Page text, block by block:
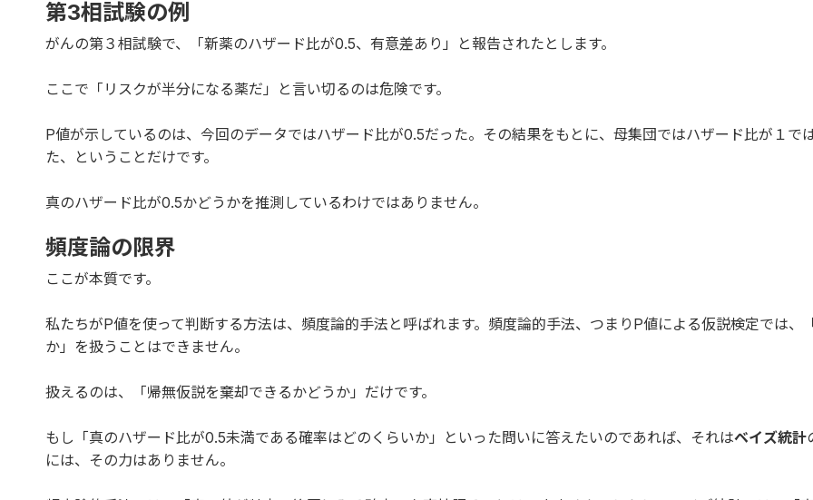
第3相試験の例
がんの第３相試験で、「新薬のハザード比が0.5、有意差あり」と報告されたとします。
ここで「リスクが半分になる薬だ」と言い切るのは危険です。
P値が示しているのは、今回のデータではハザード比が0.5だった。その結果をもとに、母集団ではハザード比が１で
た、ということだけです。
真のハザード比が0.5かどうかを推測しているわけではありません。
頻度論の限界
ここが本質です。
私たちがP値を使って判断する方法は、頻度論的手法と呼ばれます。頻度論的手法、つまりP値による仮説検定では、
か」を扱うことはできません。
扱えるのは、「帰無仮説を棄却できるかどうか」だけです。
もし「真のハザード比が0.5未満である確率はどのくらいか」といった問いに答えたいのであれば、それはベイズ統計
には、その力はありません。